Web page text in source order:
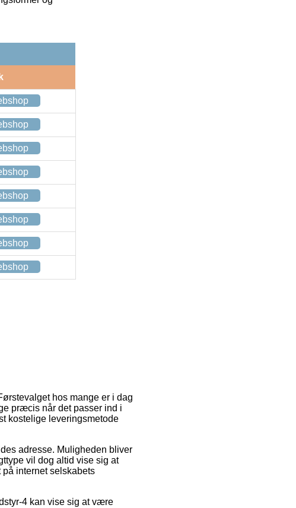
hos mange er i dag
præcis når det passer ind i
kostelige leveringsmetode
adresse. Muligheden bliver
vil dog altid vise sig at
internet selskabets
4 kan vise sig at være